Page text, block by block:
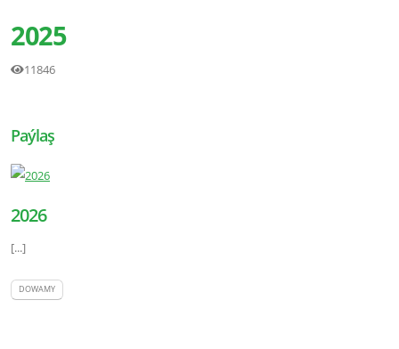
2025
11846
Paýlaş
2026
[...]
DOWAMY